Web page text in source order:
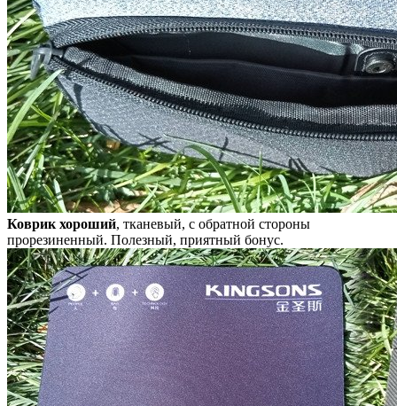
Коврик хороший, тканевый, с обратной стороны
прорезиненный. Полезный, приятный бонус.